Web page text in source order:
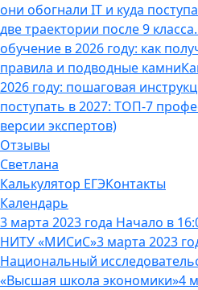
они обогнали IT и куда
две траектории после 9
обучение в 2026 году: как
правила и подводные камни
2026 году: пошаговая
поступать в 2027: ТОП-7
версии экспертов)
Отзывы
Светлана
Калькулятор ЕГЭКонтакты
Календарь
3 марта 2023 года Начало в
НИТУ «МИСиС»3 марта 2023
Национальный
«Высшая школа экономики»4